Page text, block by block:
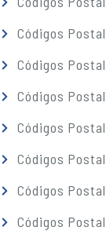
Códigos
Códigos
Códigos
Códigos
Códigos
Códigos
Códigos